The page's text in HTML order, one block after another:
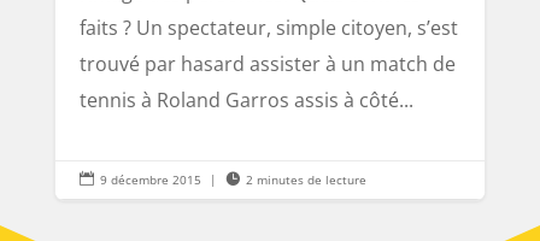
faits ? Un spectateur, simple citoyen, s’est
trouvé par hasard assister à un match de
tennis à Roland Garros assis à côté...
 9 décembre 2015 |  2 minutes de lecture